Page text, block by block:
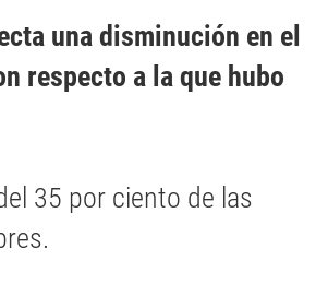
una disminución en el
respecto a la que hubo
35 por ciento de las